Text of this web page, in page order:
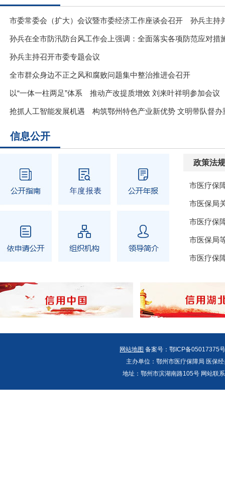
孙兵主持召开市委专题会议
全市群众身边不正之风和腐败问题集中整治推进会召开
以“一体一柱两足”体系 推动产改提质增效 刘来叶祥明参加会议
抢抓人工智能发展机遇 构筑鄂州特色产业新优势 文明带队督办
信息公开
政策法规
市医疗保
市医疗保
市医疗保
网站地图 备案号：鄂ICP备05017375
主办单位：鄂州市医疗保障局 医保
地址：鄂州市滨湖南路105号 网站